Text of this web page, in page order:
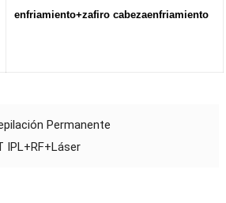
enfriamiento+zafiro cabezaenfriamiento
Permanente
IPL+RF+Láser